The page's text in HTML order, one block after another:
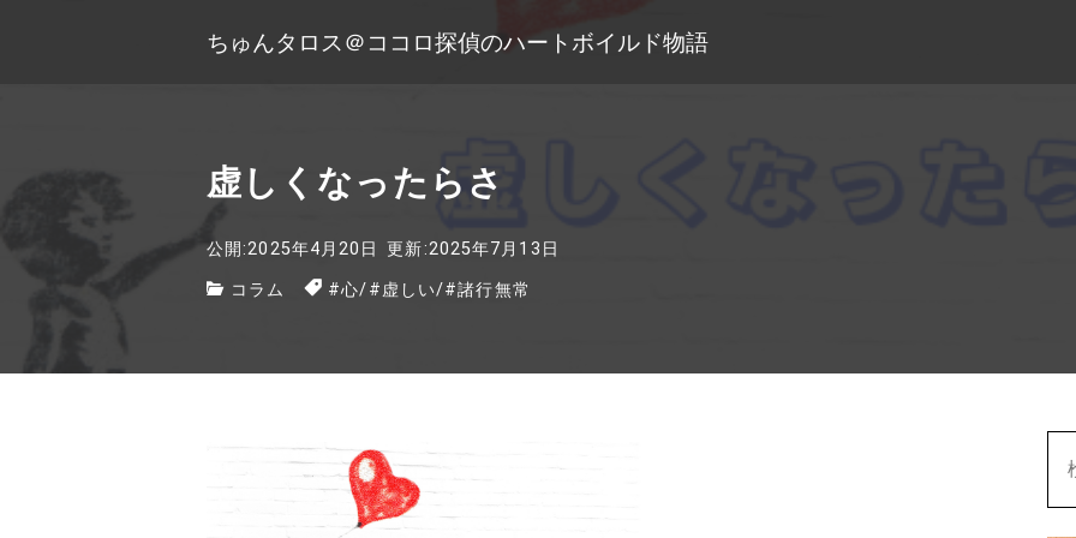
ちゅんタロス＠ココロ探偵のハートボイルド物語
虚しくなったらさ
公開:2025年4月20日
更新:2025年7月13日
コラム
#心/#虚しい/#諸行無常